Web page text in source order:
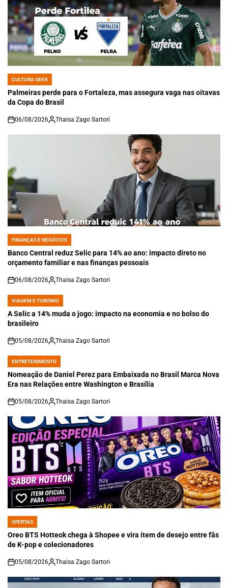
POSTED
IN
CULTURA GEEK
Palmeiras perde para o Fortaleza, mas assegura vaga nas oitavas
da Copa do Brasil
on
06/08/2026 Thaisa Zago Sartori
POSTED
IN
FINANÇAS E NEGÓCIOS
Banco Central reduz Selic para 14% ao ano: impacto direto no
orçamento familiar e nas finanças pessoais
on
06/08/2026 Thaisa Zago Sartori
POSTED
IN
VIAGEM E TURISMO
A Selic a 14% muda o jogo: impacto na economia e no bolso do
brasileiro
on
05/08/2026 Thaisa Zago Sartori
POSTED
IN
ENTRETENIMENTO
Nomeação de Daniel Perez para Embaixada no Brasil Marca Nova
Era nas Relações entre Washington e Brasília
on
05/08/2026 Thaisa Zago Sartori
POSTED
IN
OFERTAS
Oreo BTS Hotteok chega à Shopee e vira item de desejo entre fãs
de K-pop e colecionadores
on
05/08/2026 Thaisa Zago Sartori